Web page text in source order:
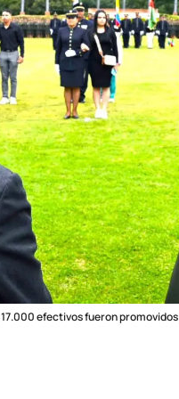
efectivos fueron promovidos